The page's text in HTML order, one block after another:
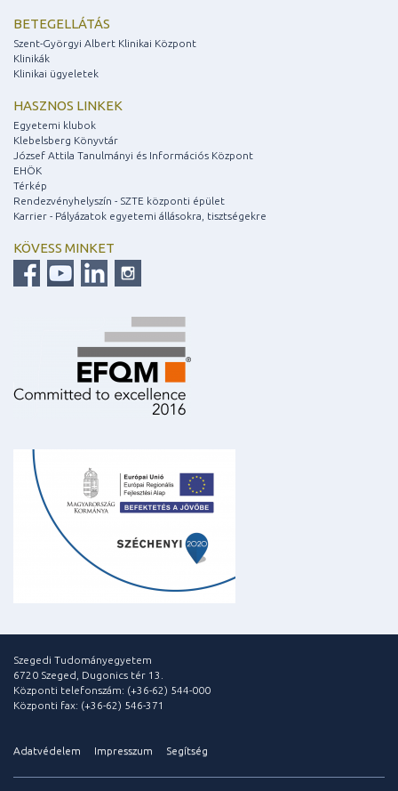
BETEGELLÁTÁS
Szent-Györgyi Albert Klinikai Központ
Klinikák
Klinikai ügyeletek
HASZNOS LINKEK
Egyetemi klubok
Klebelsberg Könyvtár
József Attila Tanulmányi és Információs Központ
EHÖK
Térkép
Rendezvényhelyszín - SZTE központi épület
Karrier - Pályázatok egyetemi állásokra, tisztségekre
KÖVESS MINKET
Szegedi Tudományegyetem
6720 Szeged, Dugonics tér 13.
Központi telefonszám: (+36-62) 544-000
Központi fax: (+36-62) 546-371
Adatvédelem Impresszum Segítség